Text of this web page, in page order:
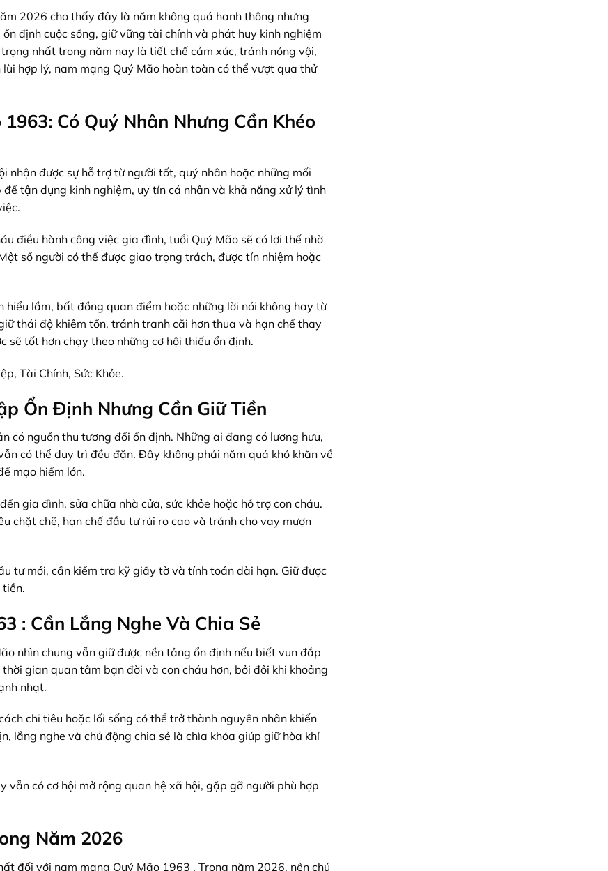
2026 cho thấy đây là năm không quá hanh thông nhưng
định cuộc sống, giữ vững tài chính và phát huy kinh nghiệm
nhất trong năm nay là tiết chế cảm xúc, tránh nóng vội,
hợp lý, nam mạng Quý Mão hoàn toàn có thể vượt qua thử
Có Quý Nhân Nhưng Cần Khéo
nhận được sự hỗ trợ từ người tốt, quý nhân hoặc những mối
tận dụng kinh nghiệm, uy tín cá nhân và khả năng xử lý tình
điều hành công việc gia đình, tuổi Quý Mão sẽ có lợi thế nhờ
số người có thể được giao trọng trách, được tín nhiệm hoặc
lầm, bất đồng quan điểm hoặc những lời nói không hay từ
thái độ khiêm tốn, tránh tranh cãi hơn thua và hạn chế thay
sẽ tốt hơn chạy theo những cơ hội thiếu ổn định.
Tài Chính, Sức Khỏe.
Ổn Định Nhưng Cần Giữ Tiền
có nguồn thu tương đối ổn định. Những ai đang có lương hưu,
có thể duy trì đều đặn. Đây không phải năm quá khó khăn về
mạo hiểm lớn.
gia đình, sửa chữa nhà cửa, sức khỏe hoặc hỗ trợ con cháu.
chặt chẽ, hạn chế đầu tư rủi ro cao và tránh cho vay mượn
tư mới, cần kiểm tra kỹ giấy tờ và tính toán dài hạn. Giữ được
: Cần Lắng Nghe Và Chia Sẻ
nhìn chung vẫn giữ được nền tảng ổn định nếu biết vun đắp
gian quan tâm bạn đời và con cháu hơn, bởi đôi khi khoảng
nhạt.
chi tiêu hoặc lối sống có thể trở thành nguyên nhân khiến
lắng nghe và chủ động chia sẻ là chìa khóa giúp giữ hòa khí
vẫn có cơ hội mở rộng quan hệ xã hội, gặp gỡ người phù hợp
Năm 2026
đối với nam mạng Quý Mão 1963 . Trong năm 2026, nên chú